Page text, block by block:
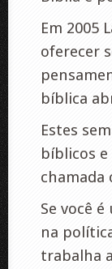
Em 2005
oferecer
bíblica
Estes
bíblicos
chamada
Se você
na
trabalha